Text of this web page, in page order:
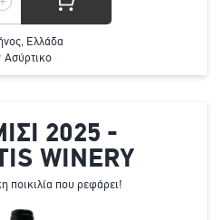
Ελλάδα
Ασύρτικο
2025 -
WINERY
ποικιλία που ρεφάρει!